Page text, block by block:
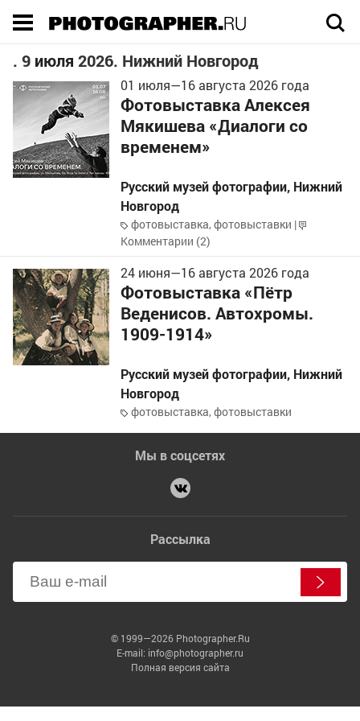
. 9 июля 2026. Нижний Новгород
01 июля—16 августа 2026 года
Фотовыставка Алексея
Мякишева «Диалоги со
временем»
Русский музей фотографии, Нижний
Новгород
фотовыставка,фотовыставки |
Комментарии (2)
24 июня—16 августа 2026 года
Фотовыставка «Пётр
Веденисов. Автохромы.
1909-1914»
Русский музей фотографии, Нижний
Новгород
фотовыставка,фотовыставки
Мы в соцсетях
Рассылка
© 1999—2026 Photographer.Ru
E-mail: info@photographer.ru
Полная версия сайта